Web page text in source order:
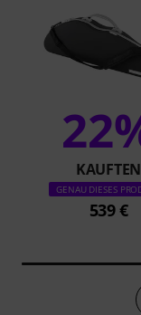
KAUFTEN
GENAU DIESES
539 €